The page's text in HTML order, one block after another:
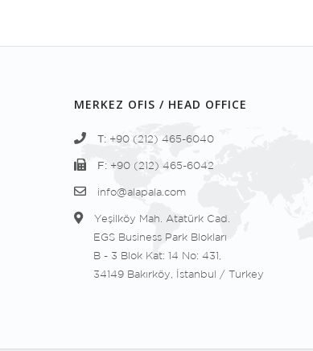
MERKEZ OFIS / HEAD OFFICE
T: +90 (212) 465-6040
F: +90 (212) 465-6042
info@alapala.com
Yeşilköy Mah. Atatürk Cad.
EGS Business Park Blokları
B - 3 Blok Kat: 14 No: 431,
34149 Bakırköy, İstanbul / Turkey